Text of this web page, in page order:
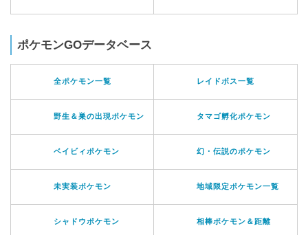
ポケモンGOデータベース
全ポケモン一覧 レイドボス一覧
野生＆巣の出現ポケモン タマゴ孵化ポケモン
ベイビィポケモン 幻・伝説のポケモン
未実装ポケモン 地域限定ポケモン一覧
シャドウポケモン 相棒ポケモン＆距離